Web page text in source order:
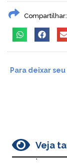
Compartilhar:
Para deixar
Veja
.